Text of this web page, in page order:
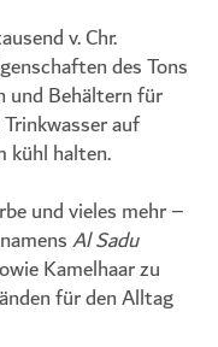
v. Chr.
des Tons
und Behältern für
auf
kühl halten.
und vieles mehr –
Al Sadu
Kamelhaar zu
für den Alltag